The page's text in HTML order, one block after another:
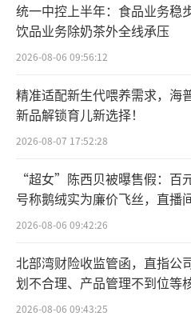
从跨市场对比来看
现大幅领先全球主要科
技指数今日涨幅不仅
也显著领先于A股创业
指数（1.61%），更大
统一中控上半年：食品业务稳
饮品业务除奶茶外全线承压
2026-08-06 09:56:12
精准适配新生代喂养需求，海
新品解锁育儿新选择！
2026-08-07 17:52:28
“超女”陈西贝被曝售假：百
号称鹅绒实为廉价飞丝，直播
百万元
2026-08-06 09:42:26
北部湾财险收监管函，直指公
划不合理、产品管理不到位等
点”
2026-08-06 09:43:25